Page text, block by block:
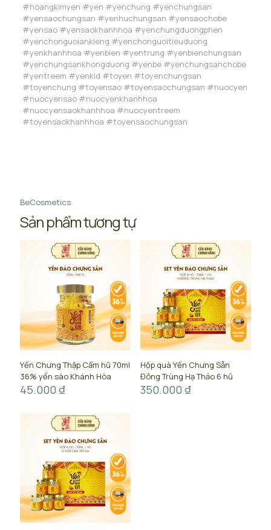
#hoangkimyen #yen #yenchung #yenchungsan
#yensaochungsan #yenhuchungsan #yensaochobe
#yensao #yensaokhanhhoa #yenchungduongphen
#yenchonguoiankieng #yenchonguoitieuduong
#yenkhanhhoa #yenbien #yentrung #yenbienchungsan
#yenchungsankhongduong #yenbe #yenchungsanchobe
#yentreem #yenkid #toyen #toyenchungsan
#toyenchung #toyensao #toyensaochungsan #nuocyen
#nuocyensao #nuocyenkhanhhoa
#nuocyensaokhanhhoa #nuocyentreem
#toyensaokhanhhoa #toyensaochungsan
BeCosmetics
Sản phẩm tương tự
Yến Chưng Thập Cẩm hũ 70ml
36% yến sào Khánh Hòa
45.000 ₫
Hộp quà Yến Chưng Sẵn
Đông Trùng Hạ Thảo 6 hũ
350.000 ₫